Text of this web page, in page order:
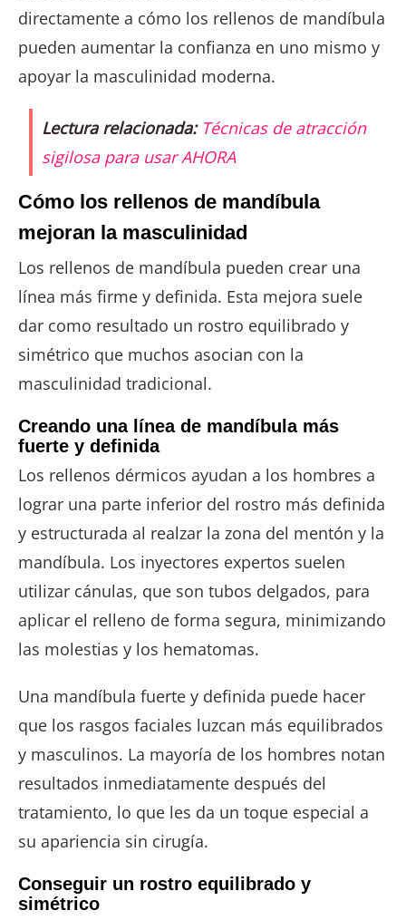
directamente a cómo los rellenos de mandíbula
pueden aumentar la confianza en uno mismo y
apoyar la masculinidad moderna.
Lectura relacionada: Técnicas de atracción
sigilosa para usar AHORA
Cómo los rellenos de mandíbula
mejoran la masculinidad
Los rellenos de mandíbula pueden crear una
línea más firme y definida. Esta mejora suele
dar como resultado un rostro equilibrado y
simétrico que muchos asocian con la
masculinidad tradicional.
Creando una línea de mandíbula más
fuerte y definida
Los rellenos dérmicos ayudan a los hombres a
lograr una parte inferior del rostro más definida
y estructurada al realzar la zona del mentón y la
mandíbula. Los inyectores expertos suelen
utilizar cánulas, que son tubos delgados, para
aplicar el relleno de forma segura, minimizando
las molestias y los hematomas.
Una mandíbula fuerte y definida puede hacer
que los rasgos faciales luzcan más equilibrados
y masculinos. La mayoría de los hombres notan
resultados inmediatamente después del
tratamiento, lo que les da un toque especial a
su apariencia sin cirugía.
Conseguir un rostro equilibrado y
simétrico